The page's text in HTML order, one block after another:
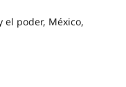
el poder, México,